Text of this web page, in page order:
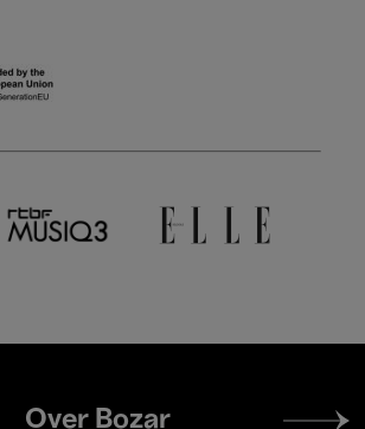
Footer
Over Bozar